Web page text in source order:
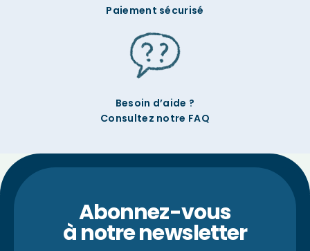
Paiement sécurisé
Besoin d’aide ?
Consultez notre FAQ
Abonnez-vous
à notre newsletter